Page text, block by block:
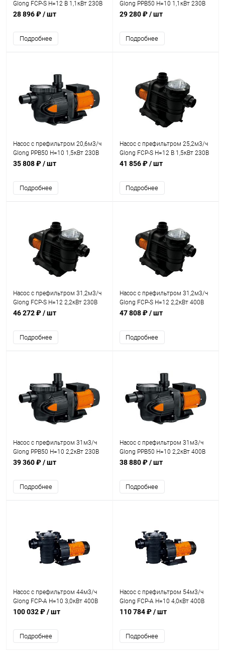
Glong FCP-S Н=12 В 1,1кВт 230В
(FCP-1100S2)
28 896 ₽/ шт
Подробнее
Glong PPB50 Н=10 1,1кВт 230В
(PPB50-150)
29 280 ₽/ шт
Подробнее
Насос с префильтром 20,6м3/ч
Glong PPB50 Н=10 1,5кВт 230В
(PPB50-200)
35 808 ₽/ шт
Подробнее
Насос с префильтром 25,2м3/ч
Glong FCP-S Н=12 В 1,5кВт 230В
(FCP-1500S)
41 856 ₽/ шт
Подробнее
Насос с префильтром 31,2м3/ч
Glong FCP-S Н=12 2,2кВт 230В
(FCP-2200S)
46 272 ₽/ шт
Подробнее
Насос с префильтром 31,2м3/ч
Glong FCP-S Н=12 2,2кВт 400В
(FCP-2200ST)
47 808 ₽/ шт
Подробнее
Насос с префильтром 31м3/ч
Glong PPB50 Н=10 2,2кВт 230В
(PPB50-300)
39 360 ₽/ шт
Подробнее
Насос с префильтром 31м3/ч
Glong PPB50 Н=10 2,2кВт 400В
(PPB50-300T)
38 880 ₽/ шт
Подробнее
Насос с префильтром 44м3/ч
Glong FCP-A Н=10 3,0кВт 400В
(FCP-3000AT)
100 032 ₽/ шт
Подробнее
Насос с префильтром 54м3/ч
Glong FCP-A Н=10 4,0кВт 400В
(FCP-4000AT)
110 784 ₽/ шт
Подробнее